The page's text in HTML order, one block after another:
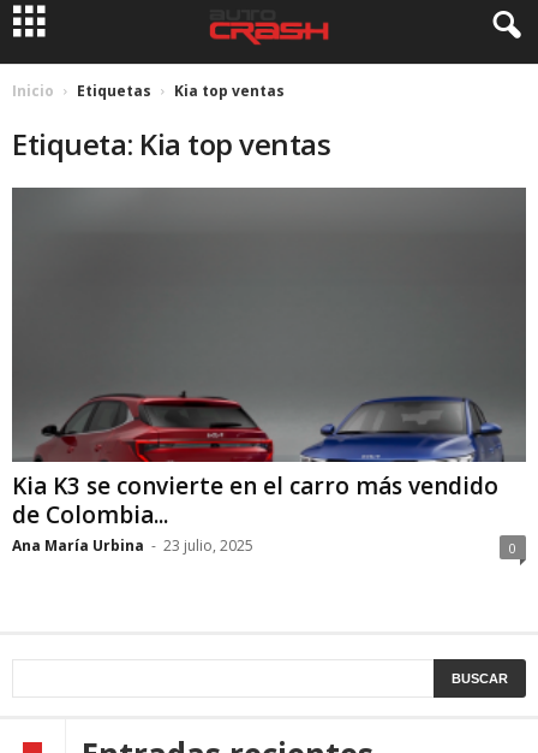
Inicio Etiquetas Kia top ventas
Etiqueta: Kia top ventas
Kia K3 se convierte en el carro más vendido
de Colombia...
Ana María Urbina - 23 julio, 2025 0